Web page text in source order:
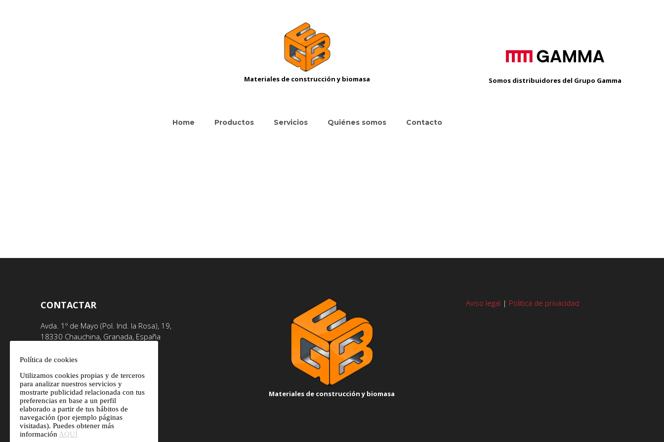
Materiales de construcción y biomasa
Home Productos Servicios Quiénes somos Contacto
Somos distribuidores del Grupo Gamma
CONTACTAR
Avda. 1º de Mayo (Pol. Ind. la Rosa), 19,
18330 Chauchina, Granada, España
(+34) 958 446 270
(+34) 657 903 322
Materiales de construcción y biomasa
Aviso legal | Politica de privacidad
Política de cookies
Utilizamos cookies propias y de terceros
para analizar nuestros servicios y
mostrarte publicidad relacionada con tus
preferencias en base a un perfil
elaborado a partir de tus hábitos de
navegación (por ejemplo páginas
visitadas). Puedes obtener más
información AQUÍ